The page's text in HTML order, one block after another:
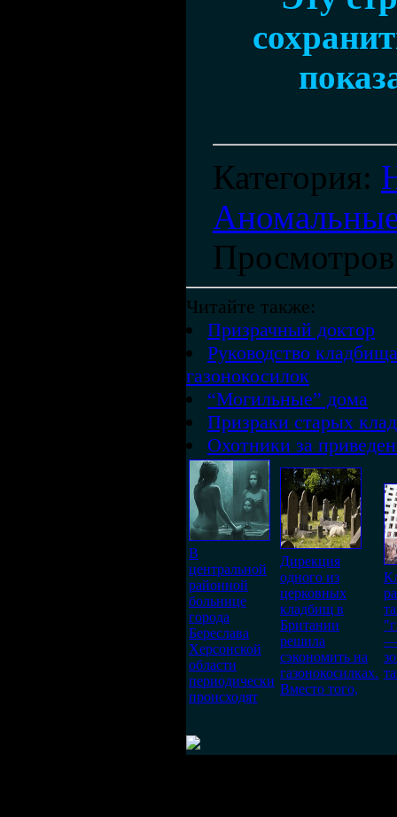
Категория:
Просмотров
Читайте также:
Призрачный доктор
Руководство
газонокосилок
“Могильные” дома
Призраки старых
Охотники за
В
центральной
районной
больнице
города
Береслава
Херсонской
области
периодически
происходят
Дирекция
одного из
церковных
кладбищ в
Британии
решила
сэкономить на
газонокосилках.
Вместо того,
—